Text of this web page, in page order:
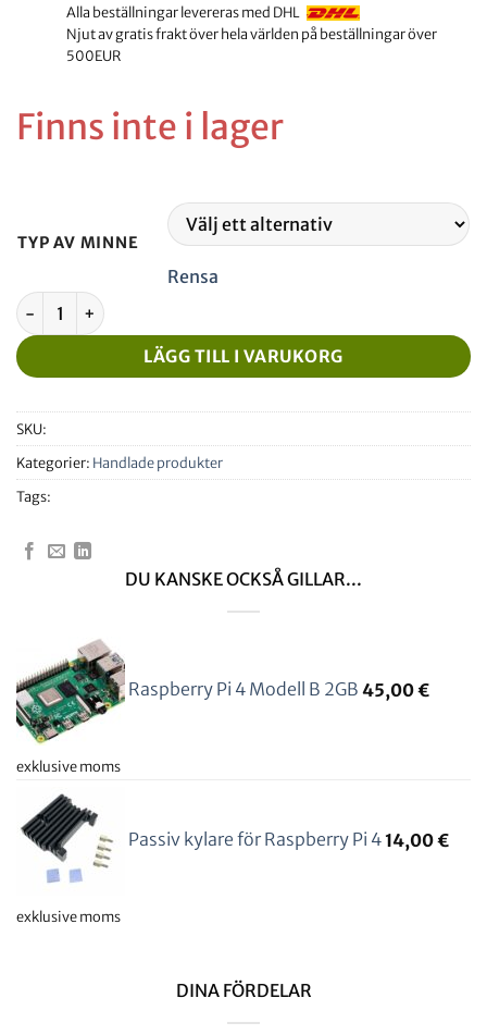
Alla beställningar levereras med DHL
Njut av gratis frakt över hela världen på beställningar över
500EUR
Finns inte i lager
TYP AV MINNE
Rensa
Raspberry Pi4 Model B 2GB + Levtech högeffektiv kylare
LÄGG TILL I VARUKORG
SKU:
Kategorier: Handlade produkter
Tags:
DU KANSKE OCKSÅ GILLAR...
Raspberry Pi 4 Modell B 2GB 45,00€
exklusive moms
Passiv kylare för Raspberry Pi 4 14,00€
exklusive moms
DINA FÖRDELAR